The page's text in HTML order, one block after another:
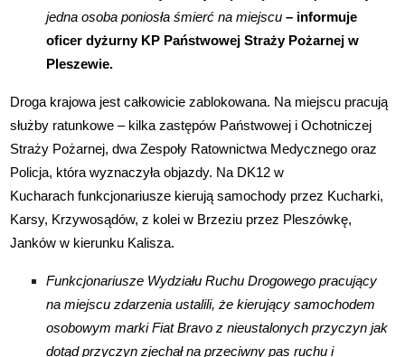
jedna osoba poniosła śmierć na miejscu – informuje
oficer dyżurny KP Państwowej Straży Pożarnej w
Pleszewie.
Droga krajowa jest całkowicie zablokowana. Na miejscu pracują
służby ratunkowe – kilka zastępów Państwowej i Ochotniczej
Straży Pożarnej, dwa Zespoły Ratownictwa Medycznego oraz
Policja, która wyznaczyła objazdy. Na DK12 w
Kucharach funkcjonariusze kierują samochody przez Kucharki,
Karsy, Krzywosądów, z kolei w Brzeziu przez Pleszówkę,
Janków w kierunku Kalisza.
Funkcjonariusze Wydziału Ruchu Drogowego pracujący
na miejscu zdarzenia ustalili, że kierujący samochodem
osobowym marki Fiat Bravo z nieustalonych przyczyn jak
dotąd przyczyn zjechał na przeciwny pas ruchu i